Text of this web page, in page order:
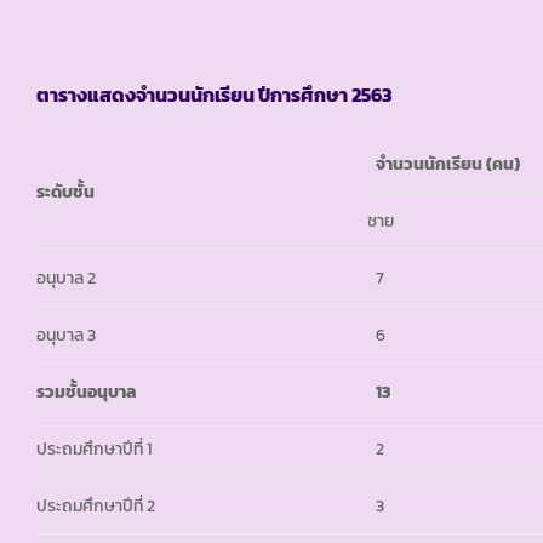
ตารางแสดงจำนวนนักเรียน ปีการศึกษา2563
ระดับชั้น
จำนวนนักเรียน (คน)
ชาย
อนุบาล 2 7
อนุบาล 3 6
รวมชั้นอนุบาล 13
ประถมศึกษาปีที่ 1 2
ประถมศึกษาปีที่ 2 3